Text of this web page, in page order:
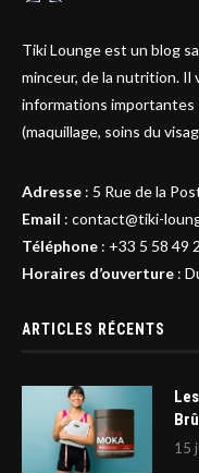
Tiki Lounge est un blog
minceur, de la nutrition. Il
informations importantes
(maquillage, soins du
Adresse : 5 Rue de la
Email : contact@tiki-
Téléphone : +33 5 58 49
Horaires d’ouverture :
ARTICLES RÉCENTS
15